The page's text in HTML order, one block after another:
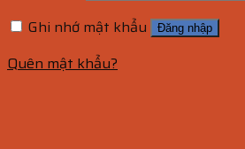
Ghi nhớ mật khẩu
Đăng nhập
Quên mật khẩu?